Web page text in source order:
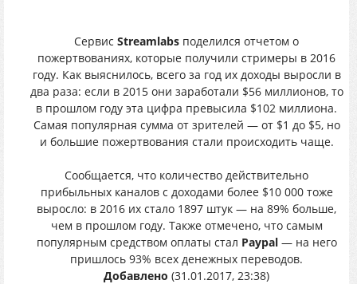
Сервис Streamlabs поделился отчетом о
пожертвованиях, которые получили стримеры в 2016
году. Как выяснилось, всего за год их доходы выросли в
два раза: если в 2015 они заработали $56 миллионов, то
в прошлом году эта цифра превысила $102 миллиона.
Самая популярная сумма от зрителей — от $1 до $5, но
и большие пожертвования стали происходить чаще.
Сообщается, что количество действительно
прибыльных каналов с доходами более $10 000 тоже
выросло: в 2016 их стало 1897 штук — на 89% больше,
чем в прошлом году. Также отмечено, что самым
популярным средством оплаты стал Paypal— на него
пришлось 93% всех денежных переводов.
Добавлено (31.01.2017, 23:38)